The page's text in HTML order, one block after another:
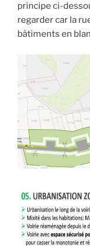
principe ci-
regarder car la
bâtiments en